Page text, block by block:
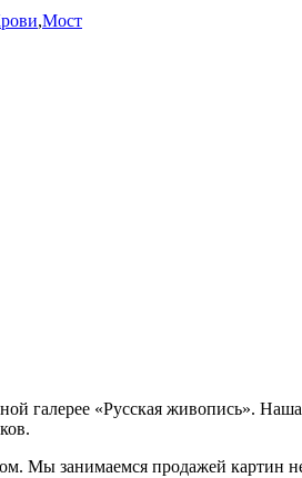
,Мост
галерее «Русская живопись».
Мы занимаемся продажей картин